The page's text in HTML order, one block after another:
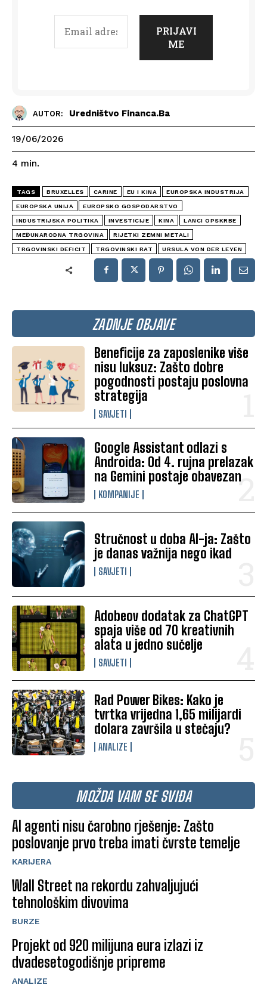
ZADNJE OBJAVE
Beneficije za zaposlenike više
nisu luksuz: Zašto dobre
pogodnosti postaju poslovna
strategija
SAVJETI
Google Assistant odlazi s
Androida: Od 4. rujna prelazak
na Gemini postaje obavezan
KOMPANIJE
Stručnost u doba AI-ja: Zašto
je danas važnija nego ikad
SAVJETI
Adobeov dodatak za ChatGPT
spaja više od 70 kreativnih
alata u jedno sučelje
SAVJETI
Rad Power Bikes: Kako je
tvrtka vrijedna 1,65 milijardi
dolara završila u stečaju?
ANALIZE
MOŽDA VAM SE SVIĐA
AI agenti nisu čarobno rješenje: Zašto
poslovanje prvo treba imati čvrste temelje
KARIJERA
Wall Street na rekordu zahvaljujući
tehnološkim divovima
BURZE
Projekt od 920 milijuna eura izlazi iz
dvadesetogodišnje pripreme
ANALIZE
AUTOR: Uredništvo Financa.ba
19/06/2026
4 min.
TAGS BRUXELLES CARINE EU I KINA EUROPSKA INDUSTRIJA
EUROPSKA UNIJA EUROPSKO GOSPODARSTVO
INDUSTRIJSKA POLITIKA INVESTICIJE KINA LANCI OPSKRBE
MEĐUNARODNA TRGOVINA RIJETKI ZEMNI METALI
TRGOVINSKI DEFICIT TRGOVINSKI RAT URSULA VON DER LEYEN